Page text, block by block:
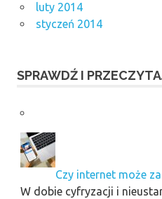
luty 2014
styczeń 2014
SPRAWDŹ I
Czy internet może
W dobie cyfryzacji i